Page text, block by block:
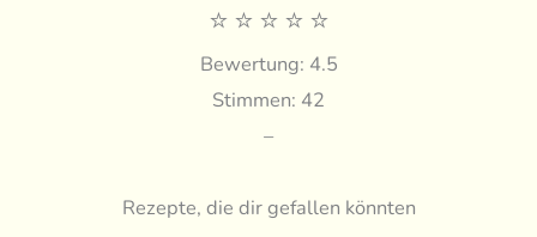
⭐ ⭐ ⭐ ⭐ ⭐
Bewertung: 4.5
Stimmen: 42
–
Rezepte, die dir gefallen könnten